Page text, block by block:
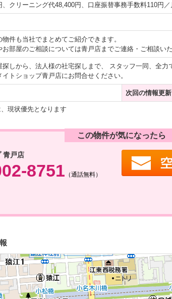
、クリーニング代48,400円、口座振替事務手数料110円／
件も当社でまとめてご紹介できます。
お部屋のご相談については青戸店までご連絡・ご相談い
探しから、法人様の社宅探しまで、 スタッフ一同、全
イトショップ青戸店にお問合せください。
次回の情報更
現状優先となります
この物件が気になったら
青戸店
8751 （通話無料）